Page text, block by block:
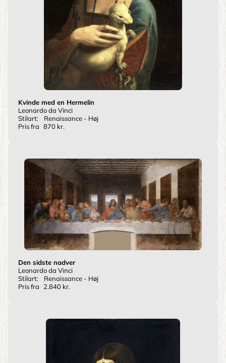
Kvinde med en Hermelin
Leonardo da Vinci
Stilart:
Renaissance - Høj
Pris fra 870 kr.
Den sidste nadver
Leonardo da Vinci
Stilart:
Renaissance - Høj
Pris fra
2.840 kr.